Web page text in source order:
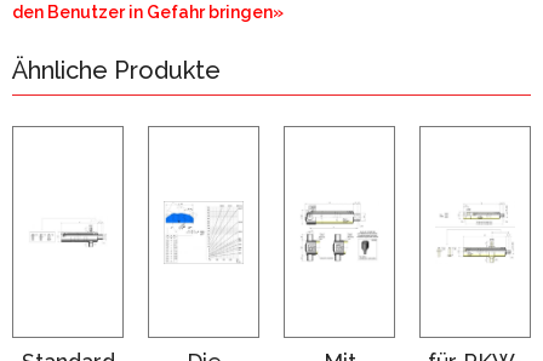
den Benutzer in Gefahr bringen»
Ähnliche Produkte